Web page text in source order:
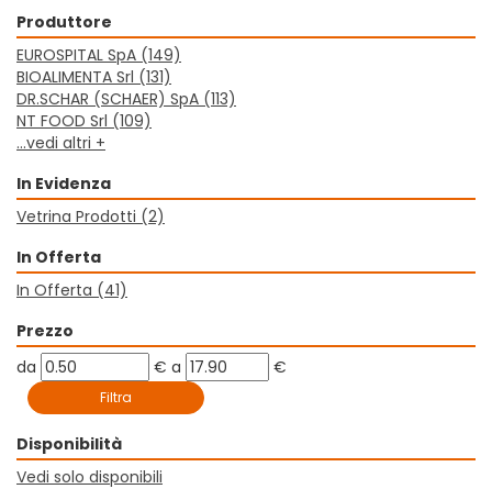
Produttore
EUROSPITAL SpA (149)
BIOALIMENTA Srl (131)
DR.SCHAR (SCHAER) SpA (113)
NT FOOD Srl (109)
...vedi altri +
In Evidenza
Vetrina Prodotti (2)
In Offerta
In Offerta (41)
Prezzo
filtra
da
da € filtra
a
a €
Disponibilità
Vedi solo disponibili